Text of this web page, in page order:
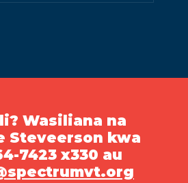
Wasiliana na
Steveerson kwa
7423 x330 au